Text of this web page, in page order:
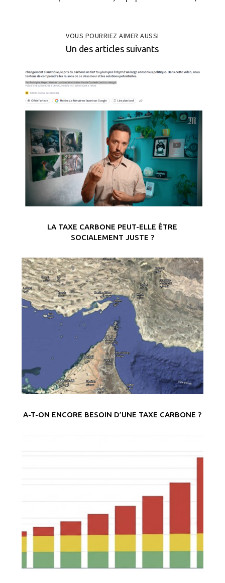
VOUS POURRIEZ AIMER AUSSI
Un des articles suivants
LA TAXE CARBONE PEUT-ELLE ÊTRE
SOCIALEMENT JUSTE ?
A-T-ON ENCORE BESOIN D’UNE TAXE CARBONE ?